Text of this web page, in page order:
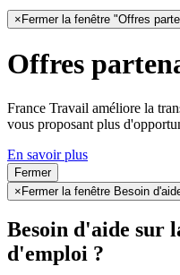
×Fermer la fenêtre "Offres
Offres
France Travail améliore la
vous proposant plus
En savoir plus
Fermer
×Fermer la fenêtre Besoin
Besoin d'aide sur
d'emploi ?